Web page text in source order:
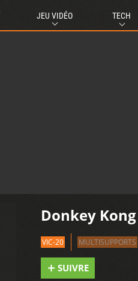
JEU VIDÉO TECH
Donkey
VIC-20 MULTISUPPORTS
SUIVRE